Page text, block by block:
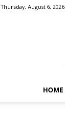
Thursday, August 6, 2026
HOME